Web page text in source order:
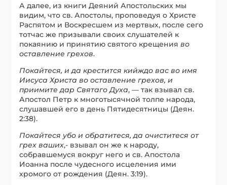
А далее, из книги Деяний Апостольских мы
видим, что св. Апостолы, проповедуя о Христе
Распятом и Воскресшем из мертвых, после сего
тотчас же призывали своих слушателей к
покаянию и принятию святого крещенияво
оставление грехов.
Покайтеся, и да крестится кийждо вас во имя
Иисуса Христа во оставление грехов, и
приимите дар Святаго Духа, — так взывал св.
Апостол Петр к многотысячной толпе народа,
слушавшей его в день Пятидесятницы (Деян.
2:38).
Покайтеся убо и обратитеся, да очиститеся от
грех ваших,- взывал он же к народу,
собравшемуся вокруг него и св. Апостола
Иоанна после чудесного исцеления ими
хромого от рождения (Деян. 3:19).